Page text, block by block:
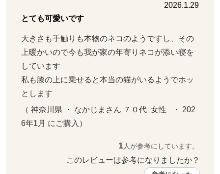
2026.1.29
とても可愛いです
大きさも手触りも本物のネコのようですし、その
上暖かいので今も我が家の年寄りネコが添い寝を
しています
私も膝の上に乗せると本当の猫がいるようでホッ
とします
（ 神奈川県 ・ なかじまさん ７０代  女性   ・ 202
6年1月 にご購入）
1人が参考にしています。
このレビューは参考になりましたか？